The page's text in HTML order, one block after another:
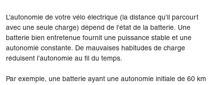
L’autonomie de votre vélo électrique (la distance qu’il parcourt
avec une seule charge) dépend de l’état de la batterie. Une
batterie bien entretenue fournit une puissance stable et une
autonomie constante. De mauvaises habitudes de charge
réduisent l’autonomie au fil du temps.
Par exemple, une batterie ayant une autonomie initiale de 60 km